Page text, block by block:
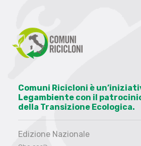
Comuni Ricicloni è
Legambiente con il
della Transizione Ecologica.
Edizione Nazionale